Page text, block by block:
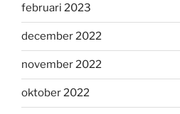
februari 2023
december 2022
november 2022
oktober 2022